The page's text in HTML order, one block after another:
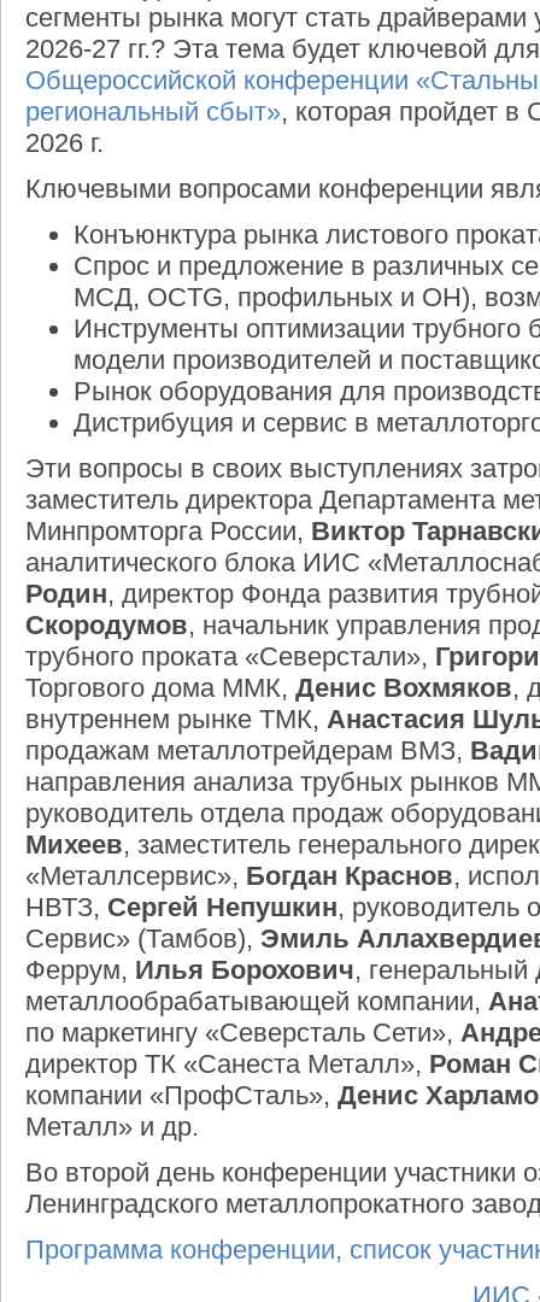
сегменты рынка могут стать драйверами
2026-27 гг.? Эта тема будет ключевой
Общероссийской конференции
региональный сбыт», которая пройдет в
2026 г.
Ключевыми вопросами конференции
Конъюнктура рынка листового
Спрос и предложение в различных
МСД, OCTG, профильных и ОН),
Инструменты оптимизации трубного
модели производителей и
Рынок оборудования для
Дистрибуция и сервис в
Эти вопросы в своих выступлениях
заместитель директора Департамента
Минпромторга России, Виктор
аналитического блока ИИС
Родин, директор Фонда развития
Скородумов, начальник управления
трубного проката «Северстали»,
Торгового дома ММК, Денис Вохмяков,
внутреннем рынке ТМК, Анастасия
продажам металлотрейдерам ВМЗ,
направления анализа трубных рынков
руководитель отдела продаж
Михеев, заместитель генерального
«Металлсервис», Богдан Краснов,
НВТЗ, Сергей Непушкин, руководитель
Сервис» (Тамбов), Эмиль
Феррум, Илья Борохович, генеральный
металлообрабатывающей компании,
по маркетингу «Северсталь Сети»,
директор ТК «Санеста Металл», Роман
компании «ПрофСталь», Денис
Металл» и др.
Во второй день конференции участники
Ленинградского металлопрокатного
Программа конференции, список
ИИС